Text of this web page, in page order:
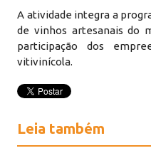
A atividade integra a
de vinhos artesanais do
participação dos
vitivinícola.
Leia também